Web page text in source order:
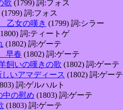
歌 (1799) 詞:フォス
(1799) 詞:フォス
乙女の嘆き (1799) 詞:シラー
詞:ティートゲ
(1802) 詞:ゲーテ
早春 (1802) 詞:ゲーテ
飼いの嘆きの歌 (1802) 詞:ゲーテ
いアマディース (1802) 詞:ゲーテ
詞:ゲルハルト
中の慰め (1803) 詞:ゲーテ
(1803) 詞:ゲーテ